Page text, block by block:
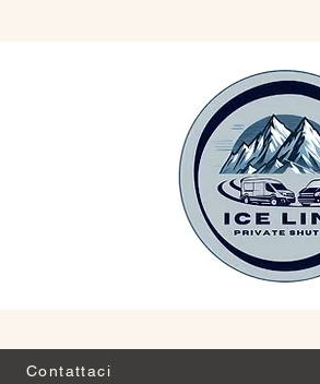
Contattaci